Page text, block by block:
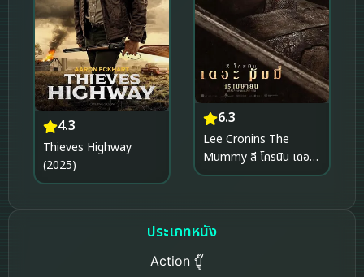
4.3
Thieves Highway
(2025)
6.3
Lee Cronins The
Mummy ลี โครนิน เดอะ
มัมมี่ (2026)
ประเภทหนัง
Action บู๊